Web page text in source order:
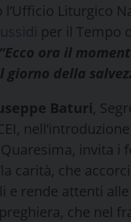
Liturgico
per il Tempo
“Ecco ora il
giorno della
Baturi,
invita i
carità, che
e rende attenti
che nel